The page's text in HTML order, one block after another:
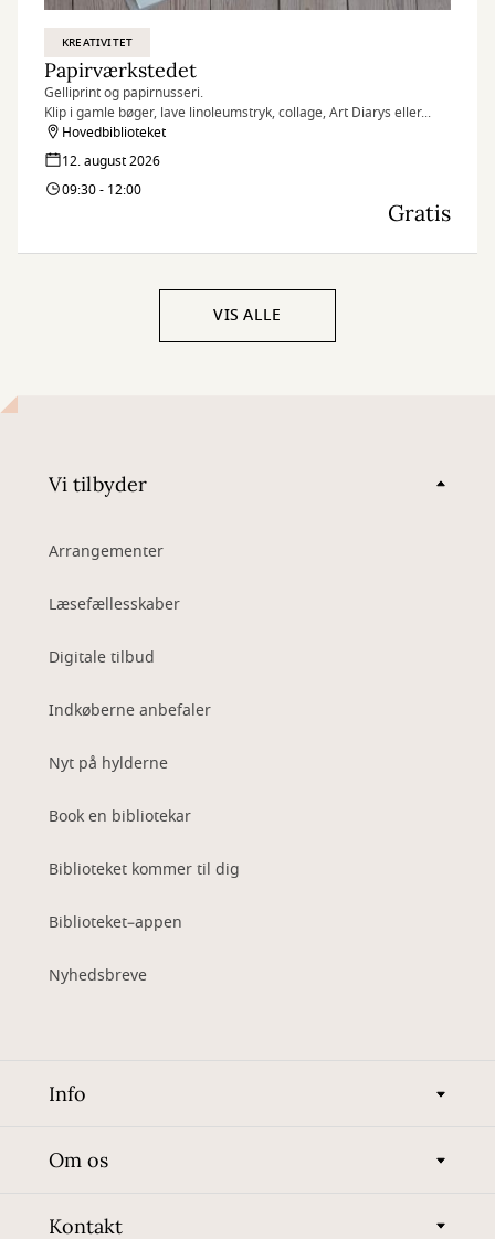
KREATIVITET
Papirværkstedet
Gelliprint og papirnusseri.
Klip i gamle bøger, lave linoleumstryk, collage, Art Diarys eller...
Hovedbiblioteket
12. august 2026
09:30 - 12:00
Gratis
VIS ALLE
Vi tilbyder
Arrangementer
Læsefællesskaber
Digitale tilbud
Indkøberne anbefaler
Nyt på hylderne
Book en bibliotekar
Biblioteket kommer til dig
Biblioteket–appen
Nyhedsbreve
Info
Om os
Kontakt